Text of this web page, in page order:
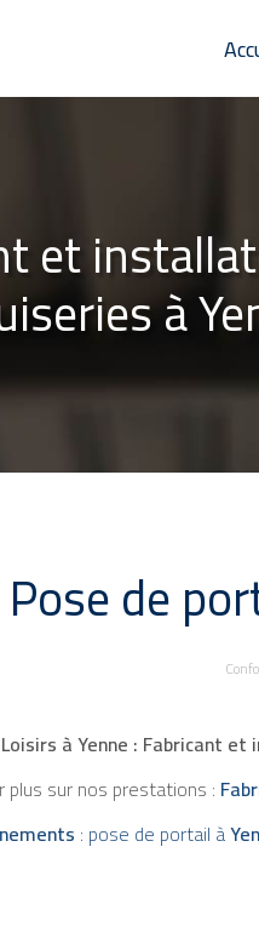
et
à
Pose de
à Yenne : Fabricant
plus sur nos prestations :
: pose de portail à